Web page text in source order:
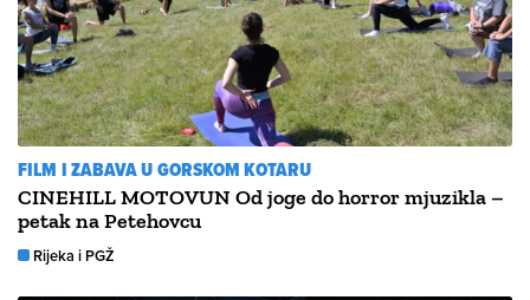
FILM I ZABAVA U GORSKOM KOTARU
CINEHILL MOTOVUN Od joge do horror mjuzikla –
petak na Petehovcu
Rijeka i PGŽ